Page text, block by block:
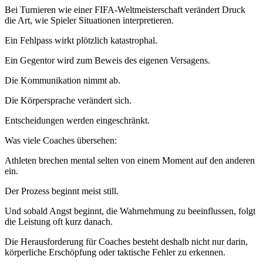
Bei Turnieren wie einer FIFA-Weltmeisterschaft verändert Druck
die Art, wie Spieler Situationen interpretieren.
Ein Fehlpass wirkt plötzlich katastrophal.
Ein Gegentor wird zum Beweis des eigenen Versagens.
Die Kommunikation nimmt ab.
Die Körpersprache verändert sich.
Entscheidungen werden eingeschränkt.
Was viele Coaches übersehen:
Athleten brechen mental selten von einem Moment auf den anderen
ein.
Der Prozess beginnt meist still.
Und sobald Angst beginnt, die Wahrnehmung zu beeinflussen, folgt
die Leistung oft kurz danach.
Die Herausforderung für Coaches besteht deshalb nicht nur darin,
körperliche Erschöpfung oder taktische Fehler zu erkennen.